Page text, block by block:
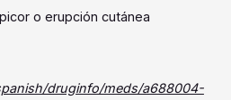
o erupción cutánea
druginfo/meds/a688004-